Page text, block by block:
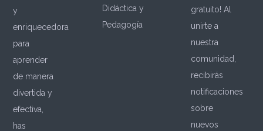
y
enriquecedora
para
aprender
de manera
divertida y
efectiva,
has
Didáctica y
Pedagogía
gratuito! Al
unirte a
nuestra
comunidad,
recibirás
notificaciones
sobre
nuevos